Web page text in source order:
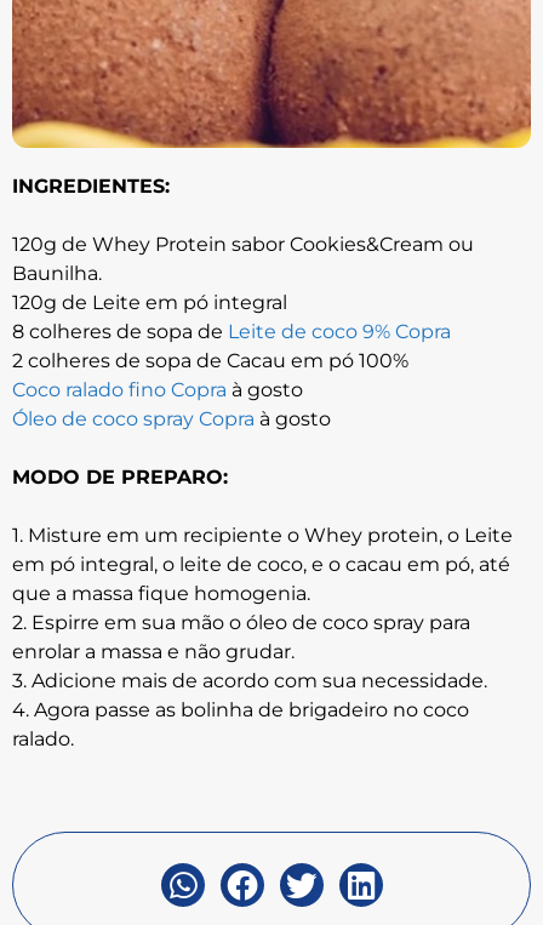
INGREDIENTES:
120g de Whey Protein sabor Cookies&Cream ou
Baunilha.
120g de Leite em pó integral
8 colheres de sopa de Leite de coco 9% Copra
2 colheres de sopa de Cacau em pó 100%
Coco ralado fino Copra à gosto
Óleo de coco spray Copra à gosto
MODO DE PREPARO:
1. Misture em um recipiente o Whey protein, o Leite
em pó integral, o leite de coco, e o cacau em pó, até
que a massa fique homogenia.
2. Espirre em sua mão o óleo de coco spray para
enrolar a massa e não grudar.
3. Adicione mais de acordo com sua necessidade.
4. Agora passe as bolinha de brigadeiro no coco
ralado.